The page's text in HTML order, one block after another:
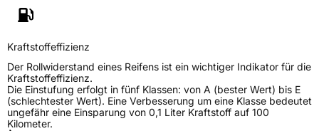
EPREL ID
Allgemeine Produktsicherheit (GPSR)
Herstellerkontakt
Sailun Europe GmbH, 8 RUE DES PEROTS ZA
DVSSEAU 17220 SAINTE SOULLE
Frankreich,
evergreentyre@evergreentyre.com
Kraftstoffeffizienz
Der Rollwiderstand eines Reifens ist ein wichtiger Indikator für die
Kraftstoffeffizienz.
Die Einstufung erfolgt in fünf Klassen: von A (bester Wert) bis E
(schlechtester Wert). Eine Verbesserung um eine Klasse bedeutet
ungefähr eine Einsparung von 0,1 Liter Kraftstoff auf 100
Kilometer.